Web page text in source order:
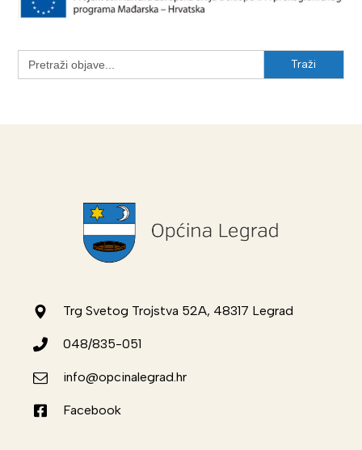
Search
for:
Trg Svetog Trojstva 52A, 48317 Legrad
048/835-051
info@opcinalegrad.hr
Facebook